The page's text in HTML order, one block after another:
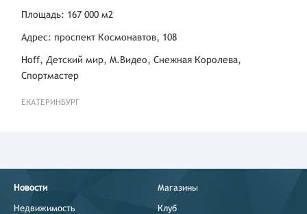
Площадь: 167 000 м2
Адрес: проспект Космонавтов, 108
Hoff, Детский мир, М.Видео, Снежная Королева,
Спортмастер
ЕКАТЕРИНБУРГ
Новости
Недвижимость
Магазины
Клуб